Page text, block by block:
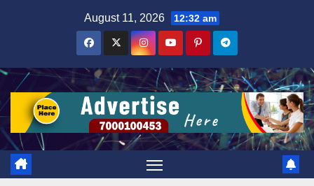
August 11, 2026 12:32 am